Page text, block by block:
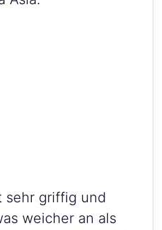
sehr griffig und
weicher an als